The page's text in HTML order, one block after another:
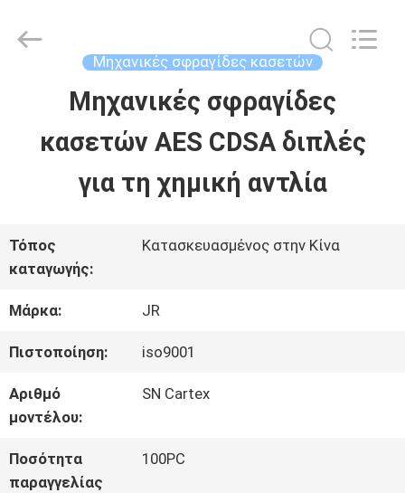
ΒΊΝΤΕΟ
ΠΕΡΊΠΟΥ
ΕΜΕΊΣ
ΓΎΡΟΣ
ΕΡΓΟΣΤΑΣΊΩΝ
International
Μηχανικές σφραγίδες κασετών
Μηχανικές σφραγίδες
κασετών AES CDSA διπλές
για τη χημική αντλία
Τόπος
καταγωγής:
Κατασκευασμένος στην Κίνα
Μάρκα: JR
Πιστοποίηση: iso9001
Αριθμό
μοντέλου:
SN Cartex
Ποσότητα
παραγγελίας
100PC